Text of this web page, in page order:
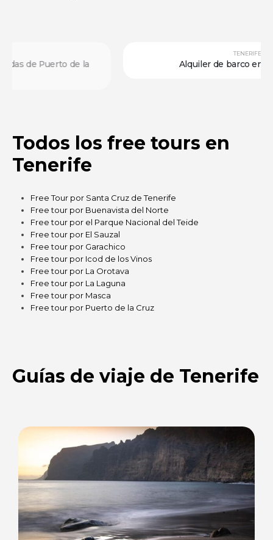
Alquiler de barco en Las Galletas
Todos los free tours en
Tenerife
Free Tour por Santa Cruz de Tenerife
Free tour por Buenavista del Norte
Free tour por el Parque Nacional del Teide
Free tour por El Sauzal
Free tour por Garachico
Free tour por Icod de los Vinos
Free tour por La Orotava
Free tour por La Laguna
Free tour por Masca
Free tour por Puerto de la Cruz
Guías de viaje de Tenerife